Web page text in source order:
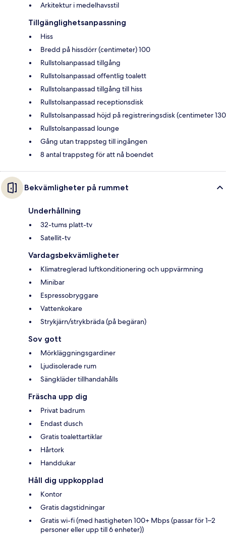
Arkitektur i medelhavsstil
Tillgänglighetsanpassning
Hiss
Bredd på hissdörr (centimeter) 100
Rullstolsanpassad tillgång
Rullstolsanpassad offentlig toalett
Rullstolsanpassad tillgång till hiss
Rullstolsanpassad receptionsdisk
Rullstolsanpassad höjd på registreringsdisk (centimeter 130
Rullstolsanpassad lounge
Gång utan trappsteg till ingången
8 antal trappsteg för att nå boendet
Bekvämligheter på rummet
Underhållning
32-tums platt-tv
Satellit-tv
Vardagsbekvämligheter
Klimatreglerad luftkonditionering och uppvärmning
Minibar
Espressobryggare
Vattenkokare
Strykjärn/strykbräda (på begäran)
Sov gott
Mörkläggningsgardiner
Ljudisolerade rum
Sängkläder tillhandahålls
Fräscha upp dig
Privat badrum
Endast dusch
Gratis toalettartiklar
Hårtork
Handdukar
Håll dig uppkopplad
Kontor
Gratis dagstidningar
Gratis wi-fi (med hastigheten 100+ Mbps (passar för 1–2
personer eller upp till 6 enheter))